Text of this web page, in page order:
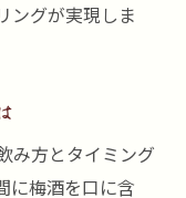
ングが実現しま
み方とタイミング
に梅酒を口に含